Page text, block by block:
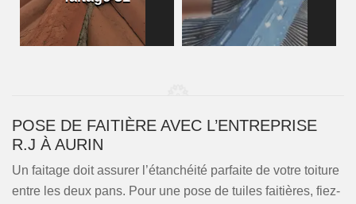
POSE DE FAITIÈRE AVEC L’ENTREPRISE
R.J À AURIN
Un faitage doit assurer l’étanchéité parfaite de votre toiture
entre les deux pans. Pour une pose de tuiles faitières, fiez-